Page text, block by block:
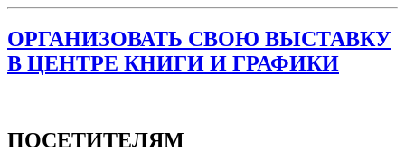
ОРГАНИЗОВАТЬ СВОЮ ВЫСТАВКУ
В ЦЕНТРЕ КНИГИ И ГРАФИКИ
ПОСЕТИТЕЛЯМ